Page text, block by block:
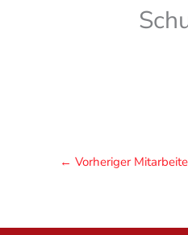
← Vorheriger